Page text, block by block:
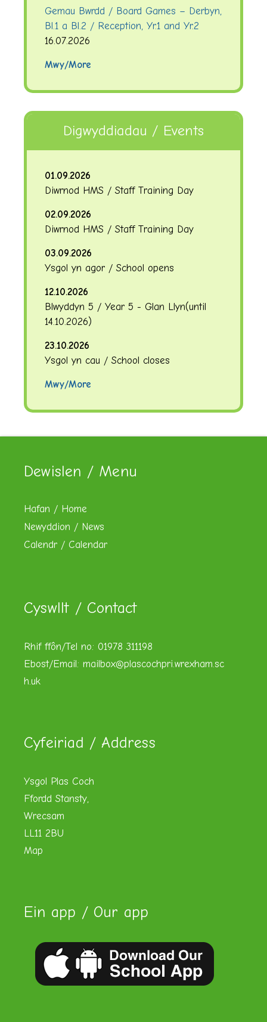
Gemau Bwrdd / Board Games – Derbyn,
Bl.1 a Bl.2 / Reception, Yr.1 and Yr.2
16.07.2026
Mwy/More
Digwyddiadau / Events
01.09.2026
Diwrnod HMS / Staff Training Day
02.09.2026
Diwrnod HMS / Staff Training Day
03.09.2026
Ysgol yn agor / School opens
12.10.2026
Blwyddyn 5 / Year 5 - Glan Llyn(until
14.10.2026)
23.10.2026
Ysgol yn cau / School closes
Mwy/More
Dewislen / Menu
Hafan / Home
Newyddion / News
Calendr / Calendar
Cyswllt / Contact
Rhif ffôn/Tel no: 01978 311198
Ebost/Email: mailbox@plascochpri.wrexham.sc
h.uk
Cyfeiriad / Address
Ysgol Plas Coch
Ffordd Stansty,
Wrecsam
LL11 2BU
Map
Ein app / Our app